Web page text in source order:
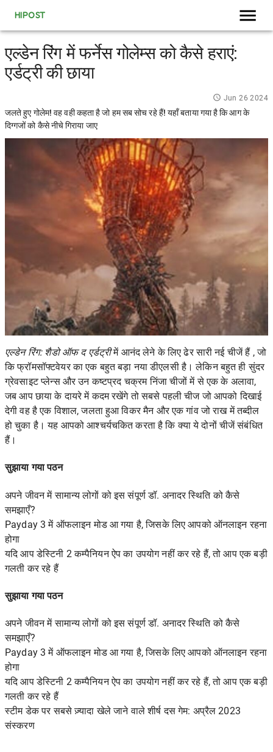
HIPOST
एल्डेन रिंग में फर्नेस गोलेम्स को कैसे हराएं:
एर्डट्री की छाया
Jun 26 2024
जलते हुए गोलेम! वह वही कहता है जो हम सब सोच रहे हैं! यहाँ बताया गया है कि आग के
दिग्गजों को कैसे नीचे गिराया जाए
एल्डेन रिंग: शैडो ऑफ द एर्डट्री में आनंद लेने के लिए ढेर सारी नई चीजें हैं , जो
कि फ्रॉमसॉफ्टवेयर का एक बहुत बड़ा नया डीएलसी है। लेकिन बहुत ही सुंदर
ग्रेवसाइट प्लेन्स और उन कष्टप्रद चक्रम निंजा चीजों में से एक के अलावा,
जब आप छाया के दायरे में कदम रखेंगे तो सबसे पहली चीज जो आपको दिखाई
देगी वह है एक विशाल, जलता हुआ विकर मैन और एक गांव जो राख में तब्दील
हो चुका है। यह आपको आश्चर्यचकित करता है कि क्या ये दोनों चीजें संबंधित
हैं।
सुझाया गया पठन
अपने जीवन में सामान्य लोगों को इस संपूर्ण डॉ. अनादर स्थिति को कैसे
समझाएँ?
Payday 3 में ऑफलाइन मोड आ गया है, जिसके लिए आपको ऑनलाइन रहना
होगा
यदि आप डेस्टिनी 2 कम्पैनियन ऐप का उपयोग नहीं कर रहे हैं, तो आप एक बड़ी
गलती कर रहे हैं
सुझाया गया पठन
अपने जीवन में सामान्य लोगों को इस संपूर्ण डॉ. अनादर स्थिति को कैसे
समझाएँ?
Payday 3 में ऑफलाइन मोड आ गया है, जिसके लिए आपको ऑनलाइन रहना
होगा
यदि आप डेस्टिनी 2 कम्पैनियन ऐप का उपयोग नहीं कर रहे हैं, तो आप एक बड़ी
गलती कर रहे हैं
स्टीम डेक पर सबसे ज़्यादा खेले जाने वाले शीर्ष दस गेम: अप्रैल 2023
संस्करण